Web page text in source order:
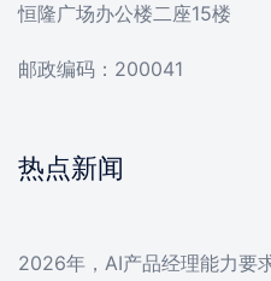
恒隆广场办公楼二座15楼
邮政编码：200041
热点新闻
2026年，AI产品经理能力要